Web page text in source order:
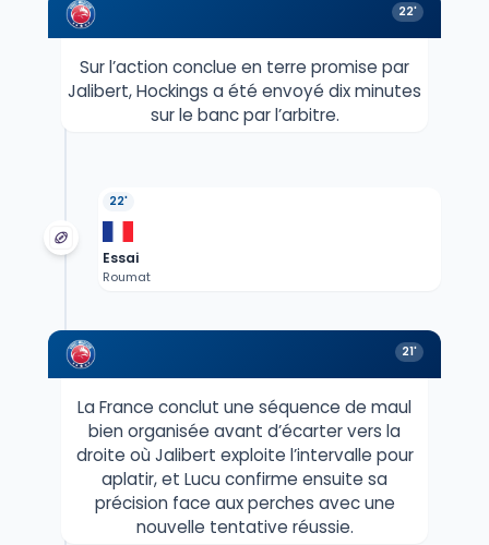
22'
Sur l’action conclue en terre promise par
Jalibert, Hockings a été envoyé dix minutes
sur le banc par l’arbitre.
22'
Essai
Roumat
21'
La France conclut une séquence de maul
bien organisée avant d’écarter vers la
droite où Jalibert exploite l’intervalle pour
aplatir, et Lucu confirme ensuite sa
précision face aux perches avec une
nouvelle tentative réussie.